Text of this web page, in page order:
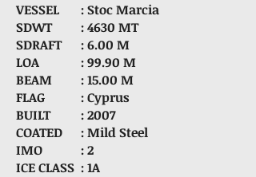
VESSEL
SDWT
SDRAFT
LOA
BEAM
FLAG
BUILT
COATED
IMO
ICE CLASS
: Stoc Marcia
: 4630 MT
: 6.00 M
: 99.90 M
: 15.00 M
: Cyprus
: 2007
: Mild Steel
: 2
: 1A